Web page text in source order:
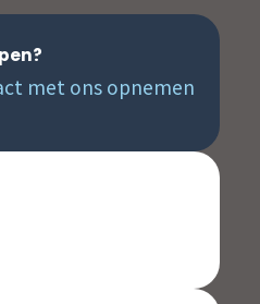
met ons opnemen